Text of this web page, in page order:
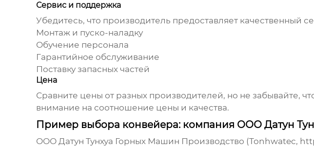
Сервис и поддержка
Убедитесь, что производитель предоставляет качественный
Монтаж и пуско-наладку
Обучение персонала
Гарантийное обслуживание
Поставку запасных частей
Цена
Сравните цены от разных производителей, но не забывайте,
внимание на соотношение цены и качества.
Пример выбора конвейера: компания ООО Датун
ООО Датун Тунхуа Горных Машин Производство (Tonhwatec,